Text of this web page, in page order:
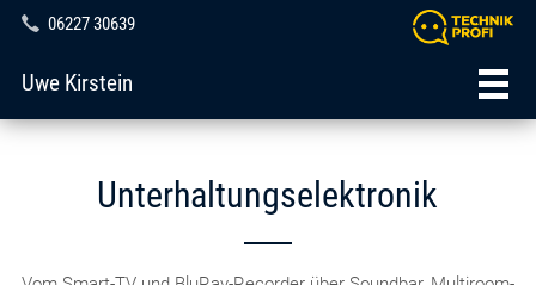
06227 30639
Uwe Kirstein
Unterhaltungselektronik